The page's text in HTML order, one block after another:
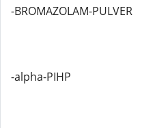
-BROMAZOLAM-PULVER
-alpha-PIHP